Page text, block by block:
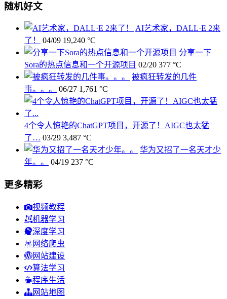
随机好文
AI艺术家，DALL·E 2来
了！
04/09 19,240 °C
分享一下
Sora的热点信息和一个开源项目 02/20 377 °C
被疯狂转发的几件
事。。。
06/27 1,761 °C
4个令人惊艳的ChatGPT项目，开源了！AIGC也太猛
了… 03/29 3,487 °C
华为又招了一名天才少
年。。
04/19 237 °C
更多精彩
视频教程
机器学习
深度学习
网络爬虫
网站建设
算法学习
程序生活
网站地图